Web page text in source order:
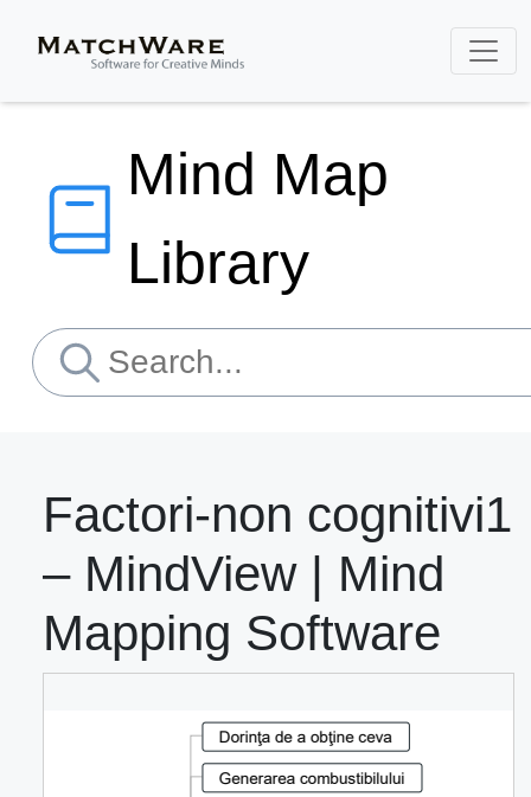
Mind Map
Library
Factori-non cognitivi1
– MindView | Mind
Mapping Software